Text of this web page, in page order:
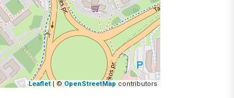
Leaflet| © OpenStreetMap contributors